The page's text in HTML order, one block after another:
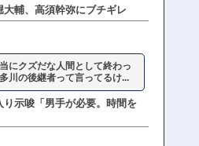
輔、高須幹弥にブチギレ
にクズだな人間として終わっ
川の後継者って言ってるけ...
示唆「男手が必要。時間を